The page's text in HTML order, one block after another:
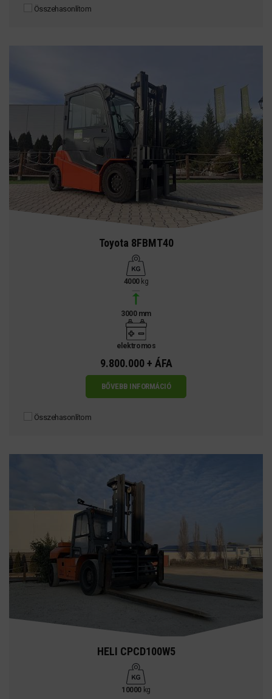
Összehasonlítom
Toyota 8FBMT40
4000kg
3000 mm
elektromos
9.800.000 + ÁFA
BŐVEBB INFORMÁCIÓ
Összehasonlítom
HELI CPCD100W5
10000 kg